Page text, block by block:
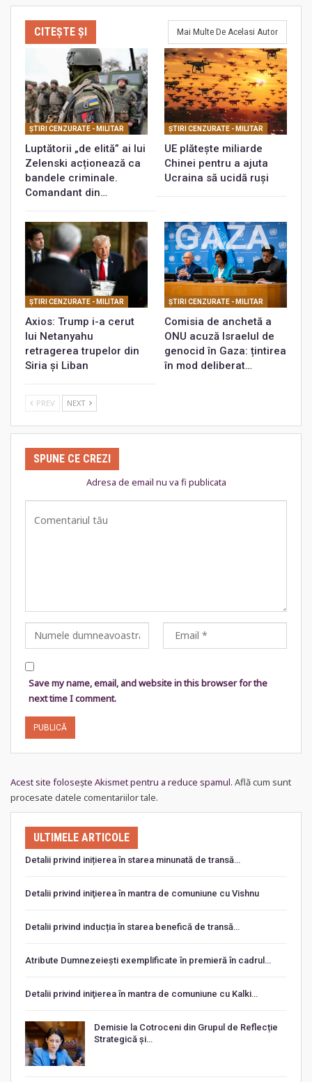
CITEȘTE ȘI Mai Multe De Acelasi Autor
ŞTIRI CENZURATE - MILITAR
Luptătorii „de elită” ai lui
Zelenski acționează ca
bandele criminale.
Comandant din…
ŞTIRI CENZURATE - MILITAR
UE plătește miliarde
Chinei pentru a ajuta
Ucraina să ucidă ruși
ŞTIRI CENZURATE - MILITAR
Axios: Trump i-a cerut
lui Netanyahu
retragerea trupelor din
Siria și Liban
ŞTIRI CENZURATE - MILITAR
Comisia de anchetă a
ONU acuză Israelul de
genocid în Gaza: țintirea
în mod deliberat…
PREV NEXT
SPUNE CE CREZI
Adresa de email nu va fi publicata
Save my name, email, and website in this browser for the
next time I comment.
Acest site folosește Akismet pentru a reduce spamul. Află cum sunt
procesate datele comentariilor tale.
ULTIMELE ARTICOLE
Detalii privind inițierea în starea minunată de transă…
Detalii privind iniţierea în mantra de comuniune cu Vishnu
Detalii privind inducția în starea benefică de transă…
Atribute Dumnezeiești exemplificate în premieră în cadrul…
Detalii privind iniţierea în mantra de comuniune cu Kalki…
Demisie la Cotroceni din Grupul de Reflecție
Strategică și…